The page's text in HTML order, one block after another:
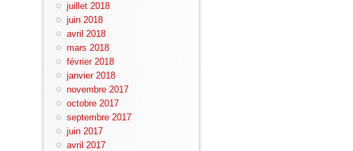
juillet 2018
juin 2018
avril 2018
mars 2018
février 2018
janvier 2018
novembre 2017
octobre 2017
septembre 2017
juin 2017
avril 2017